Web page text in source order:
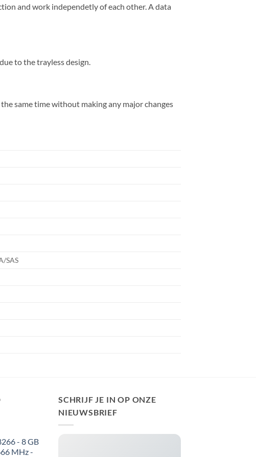
and work independetly of each other. A data
to the trayless design.
same time without making any major changes
SAS
- 8 GB
MHz -
SCHRIJF JE IN OP ONZE
NIEUWSBRIEF